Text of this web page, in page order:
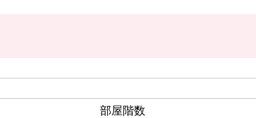
部屋階数